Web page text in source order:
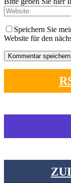
Speichern Sie
Website für den